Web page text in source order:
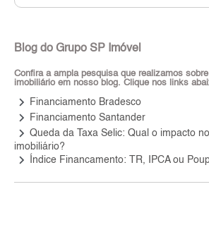
Blog do Grupo SP Imóvel
Confira a ampla pesquisa que realizamos
imobiliário em nosso blog. Clique nos links
keyboard_arrow_right Financiamento Bradesco
keyboard_arrow_right Financiamento Santander
keyboard_arrow_right Queda da Taxa Selic: Qual o impacto
imobiliário?
keyboard_arrow_right Índice Financamento: TR, IPCA ou